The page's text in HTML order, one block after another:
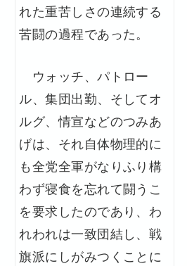
れた重苦しさの連続する
苦闘の過程であった。
ウォッチ、パトロー
ル、集団出勤、そしてオ
ルグ、情宣などのつみあ
げは、それ自体物理的に
も全党全軍がなりふり構
わず寝食を忘れて闘うこ
を要求したのであり、わ
れわれは一致団結し、戦
旗派にしがみつくことに